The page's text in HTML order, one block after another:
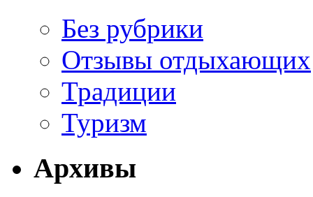
Без рубрики
Отзывы отдыхающих
Традиции
Туризм
Архивы